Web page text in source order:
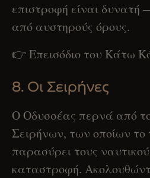
επιστροφή είναι
από αυστηρούς όρους.
👉 Επεισόδιο του Κάτω
8. Οι Σειρήνες
Ο Οδυσσέας περνά από
Σειρήνων, των οποίων το
παρασύρει τους
καταστροφή.